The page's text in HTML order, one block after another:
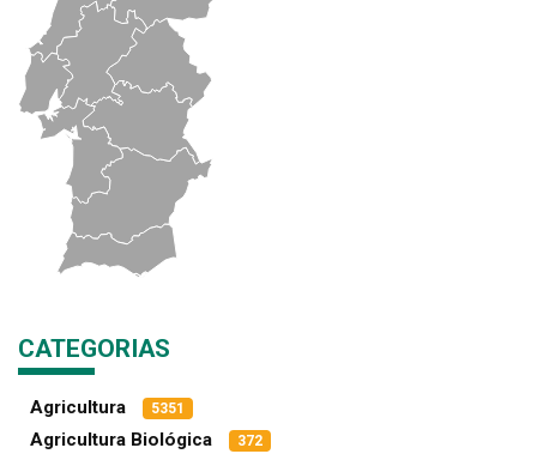
CATEGORIAS
Agricultura 5351
Agricultura Biológica 372